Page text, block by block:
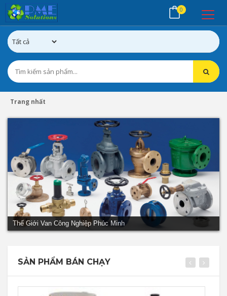
0
Trang nhất
Thế Giới Van Công Nghiệp Phúc Minh
SẢN PHẨM BÁN CHẠY